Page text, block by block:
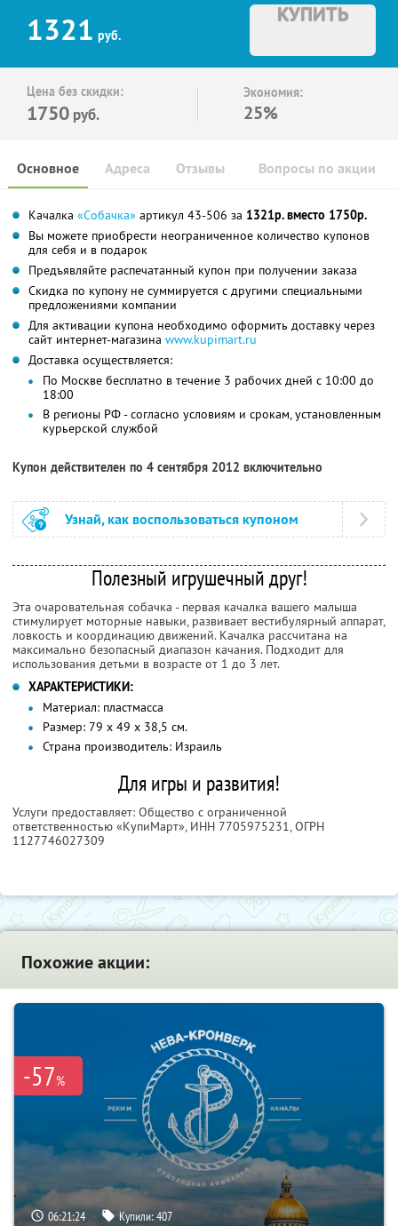
1321 руб.
КУПИТЬ
Цена без скидки:
1750 руб.
Экономия:
25%
Основное Отзывы Вопросы по акции
Адреса
Качалка «Собачка» артикул 43-506 за 1321р. вместо 1750р.
Вы можете приобрести неограниченное количество купонов
для себя и в подарок
Предъявляйте распечатанный купон при получении заказа
Скидка по купону не суммируется с другими специальными
предложениями компании
Для активации купона необходимо оформить доставку через
сайт интернет-магазина www.kupimart.ru
Доставка осуществляется:
По Москве бесплатно в течение 3 рабочих дней с 10:00 до
18:00
В регионы РФ - согласно условиям и срокам, установленным
курьерской службой
Купон действителен по 4 сентября 2012 включительно
Узнай, как воспользоваться купоном
Полезный игрушечный друг!
Эта очаровательная собачка - первая качалка вашего малыша
стимулирует моторные навыки, развивает вестибулярный аппарат,
ловкость и координацию движений. Качалка рассчитана на
максимально безопасный диапазон качания. Подходит для
использования детьми в возрасте от 1 до 3 лет.
ХАРАКТЕРИСТИКИ:
Материал: пластмасса
Размер: 79 х 49 х 38,5 см.
Страна производитель: Израиль
Для игры и развития!
Услуги предоставляет: Общество с ограниченной
ответственностью «КупиМарт», ИНН 7705975231, ОГРН
1127746027309
Похожие акции:
-57%
06:21:23 Купили:407